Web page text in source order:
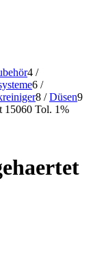
4 /
6 /
8 / Düsen9
15060 Tol. 1%